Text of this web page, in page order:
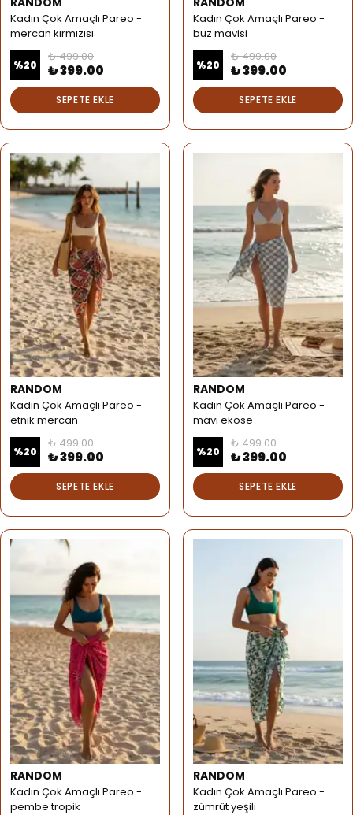
Kadın Çok Amaçlı Pareo -
mercan kırmızısı
%20
₺ 499.00
₺ 399.00
SEPETE EKLE
Kadın Çok Amaçlı Pareo -
buz mavisi
%20
₺ 499.00
₺ 399.00
SEPETE EKLE
RANDOM
Kadın Çok Amaçlı Pareo -
etnik mercan
%20
₺ 499.00
₺ 399.00
SEPETE EKLE
RANDOM
Kadın Çok Amaçlı Pareo -
mavi ekose
%20
₺ 499.00
₺ 399.00
SEPETE EKLE
RANDOM
Kadın Çok Amaçlı Pareo -
pembe tropik
RANDOM
Kadın Çok Amaçlı Pareo -
zümrüt yeşili